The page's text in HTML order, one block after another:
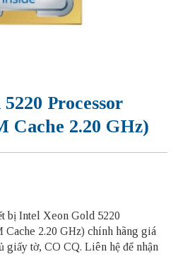
Processor
Cache 2.20 GHz)
bị Intel Xeon Gold 5220
Cache 2.20 GHz) chính hãng giá
giấy tờ, CO CQ. Liên hệ để nhận